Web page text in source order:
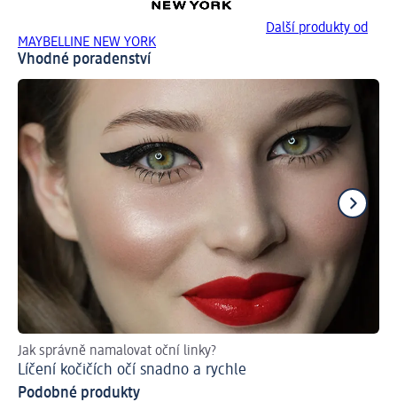
Další produkty od
MAYBELLINE NEW YORK
Vhodné poradenství
Jak správně namalovat oční linky?
Líčení kočičích očí snadno a rychle
Podobné produkty